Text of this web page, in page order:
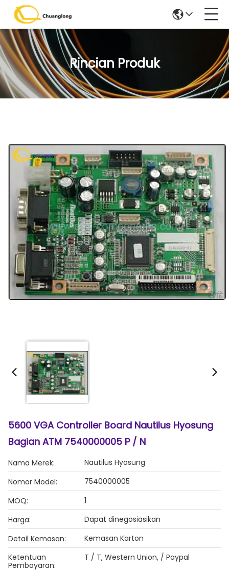
Rincian Produk
5600 VGA Controller Board Nautilus Hyosung
Bagian ATM 7540000005 P / N
Nama Merek:
Nautilus Hyosung
Nomor Model:
7540000005
MOQ:
1
Harga:
Dapat dinegosiasikan
Detail Kemasan:
Kemasan Karton
Ketentuan
Pembayaran:
T / T, Western Union, / Paypal